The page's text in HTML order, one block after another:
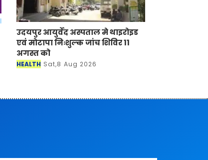
उदयपुर आयुर्वेद अस्पताल मे थाइरोइड
एवं मोटापा निःशुल्क जांच शिविर 11
अगस्त को
HEALTH Sat,8 Aug 2026